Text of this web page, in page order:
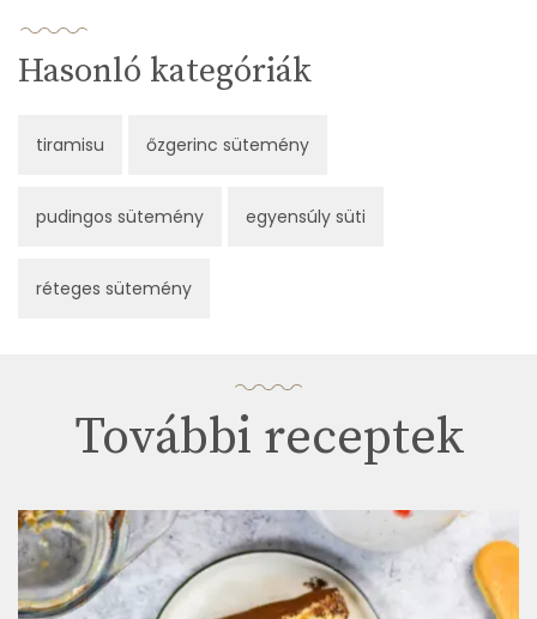
Hasonló kategóriák
tiramisu őzgerinc sütemény
pudingos sütemény egyensúly süti
réteges sütemény
További receptek